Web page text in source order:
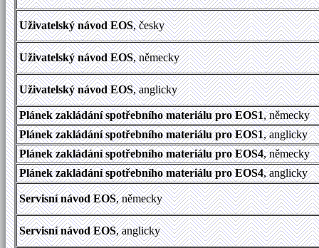
Uživatelský návod EOS, česky
Uživatelský návod EOS, německy
Uživatelský návod EOS, anglicky
Plánek zakládání spotřebního materiálu pro EOS1, německy
Plánek zakládání spotřebního materiálu pro EOS1, anglicky
Plánek zakládání spotřebního materiálu pro EOS4, německy
Plánek zakládání spotřebního materiálu pro EOS4, anglicky
Servisní návod EOS, německy
Servisní návod EOS, anglicky